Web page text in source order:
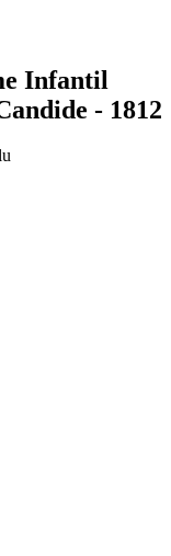
Infantil
- 1812